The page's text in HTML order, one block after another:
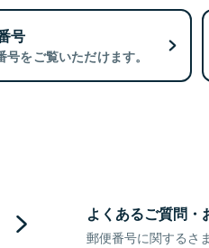
号
をご覧いただけます。
よくあるご質問・
郵便番号に関するさ